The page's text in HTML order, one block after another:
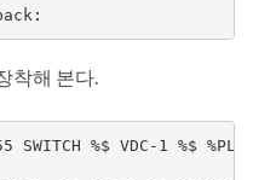
착해 본다.
%$ VDC-1 %$